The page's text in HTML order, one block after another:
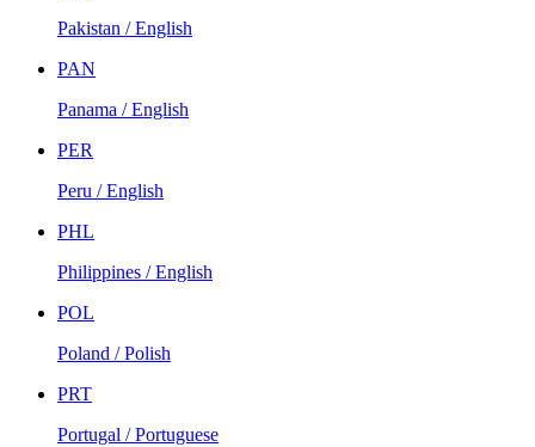
Pakistan / English
PAN
Panama / English
PER
Peru / English
PHL
Philippines / English
POL
Poland / Polish
PRT
Portugal / Portuguese